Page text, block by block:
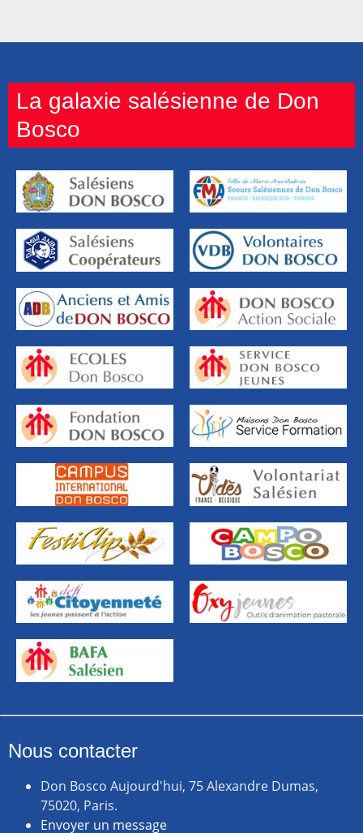
La galaxie salésienne de Don
Bosco
Nous contacter
Don Bosco Aujourd'hui, 75 Alexandre Dumas,
75020, Paris.
Envoyer un message